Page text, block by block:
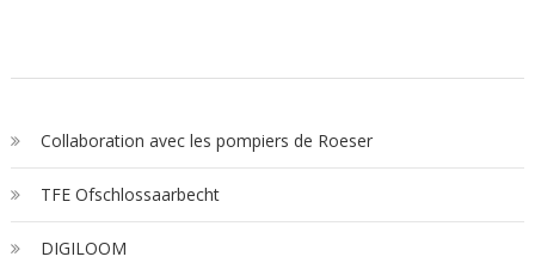
Collaboration avec les pompiers de Roeser
TFE Ofschlossaarbecht
DIGILOOM